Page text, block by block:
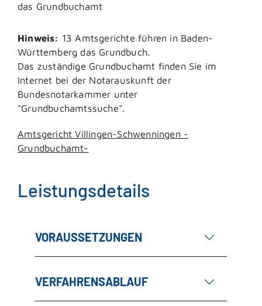
das Grundbuchamt
Hinweis: 13 Amtsgerichte führen in Baden-
Württemberg das Grundbuch.
Das zuständige Grundbuchamt finden Sie im
Internet bei der Notarauskunft der
Bundesnotarkammer unter
"Grundbuchamtssuche".
Amtsgericht Villingen-Schwenningen -
Grundbuchamt-
Leistungsdetails
VORAUSSETZUNGEN
VERFAHRENSABLAUF